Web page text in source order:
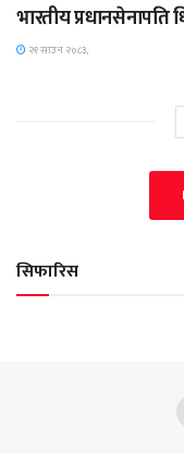
भारतीय
२१ साउन २०८३,
सिफारिस